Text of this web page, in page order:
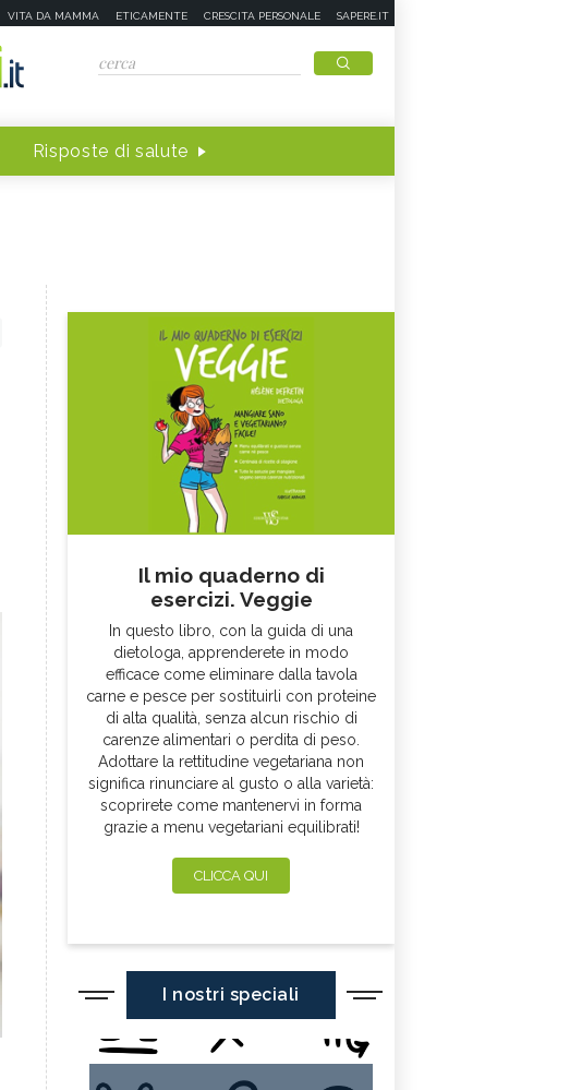
VITA DA MAMMA ETICAMENTE CRESCITA PERSONALE SAPERE.IT
Risposte di salute
Il mio quaderno di
esercizi. Veggie
In questo libro, con la guida di una
dietologa, apprenderete in modo
efficace come eliminare dalla tavola
carne e pesce per sostituirli con proteine
di alta qualità, senza alcun rischio di
carenze alimentari o perdita di peso.
Adottare la rettitudine vegetariana non
significa rinunciare al gusto o alla varietà:
scoprirete come mantenervi in forma
grazie a menu vegetariani equilibrati!
CLICCA QUI
I nostri speciali